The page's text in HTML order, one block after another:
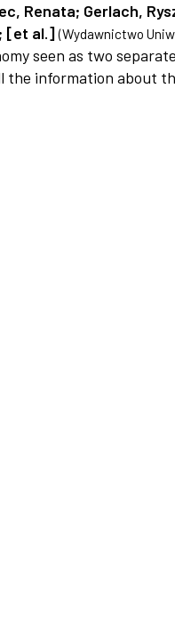
Renata; Gerlach,
; [et al.] (Wydawnictwo
seen as two
the information about